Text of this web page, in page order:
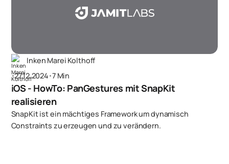
Inken Marei Kolthoff
･27.12.2024･7 Min
iOS - HowTo: PanGestures mit SnapKit
realisieren
SnapKit ist ein mächtiges Framework um dynamisch
Constraints zu erzeugen und zu verändern.